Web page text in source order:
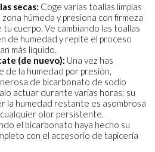
secas: Coge varias toallas limpias
húmeda y presiona con firmeza
cuerpo. Ve cambiando las toallas
de humedad y repite el proceso
más líquido.
(de nuevo): Una vez has
de la humedad por presión,
de bicarbonato de sodio
actuar durante varias horas; su
la humedad restante es asombrosa
olor persistente.
el bicarbonato haya hecho su
con el accesorio de tapicería